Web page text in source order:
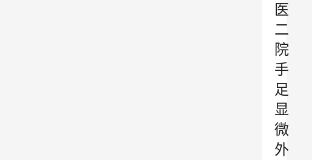
医
二
院
手
足
显
微
外